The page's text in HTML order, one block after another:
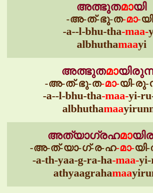
അത്ഭുതമായി
-അ-ത്-ഭു-ത-മാ-
-a--l-bhu-tha-maa-
albhuthamaayi
അത്ഭുതമാ
-അ-ത്-ഭു-ത-മാ-യി-
-a--l-bhu-tha-maa-yi-
albhuthamaa
അത്യാഗ്രഹമാ
-അ-ത്-യാ-ഗ്-ര-ഹ-മാ-
-a-th-yaa-g-ra-ha-maa-
athyaagrahamaa